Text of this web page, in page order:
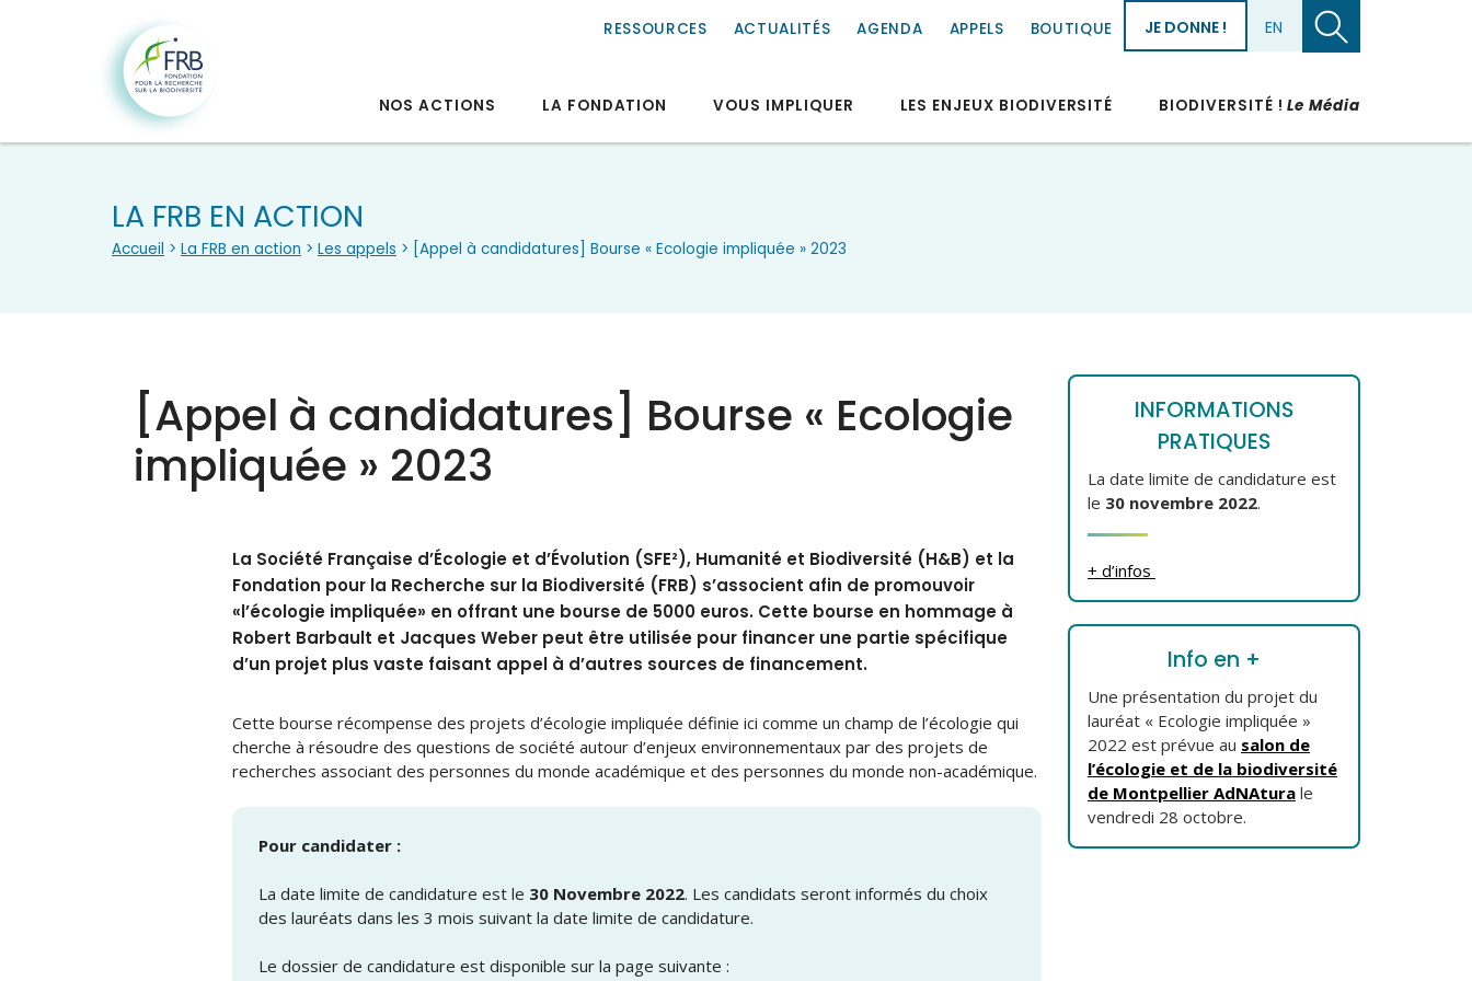
RESSOURCES ACTUALITÉS AGENDA APPELS BOUTIQUE JE DONNE ! EN
NOS ACTIONS LA FONDATION VOUS IMPLIQUER LES ENJEUX BIODIVERSITÉ BIODIVERSITÉ !Le Média
LA FRB EN ACTION
Accueil > La FRB en action > Les appels > [Appel à candidatures] Bourse « Ecologie impliquée » 2023
[Appel à candidatures] Bourse « Ecologie
impliquée » 2023
La Société Française d’Écologie et d’Évolution (SFE²), Humanité et Biodiversité (H&B) et la
Fondation pour la Recherche sur la Biodiversité (FRB) s’associent afin de promouvoir
«l’écologie impliquée» en offrant une bourse de 5000 euros. Cette bourse en hommage à
Robert Barbault et Jacques Weber peut être utilisée pour financer une partie spécifique
d’un projet plus vaste faisant appel à d’autres sources de financement.
Cette bourse récompense des projets d’écologie impliquée définie ici comme un champ de l’écologie qui
cherche à résoudre des questions de société autour d’enjeux environnementaux par des projets de
recherches associant des personnes du monde académique et des personnes du monde non-académique.
Pour candidater :
La date limite de candidature est le 30 Novembre 2022. Les candidats seront informés du choix
des lauréats dans les 3 mois suivant la date limite de candidature.
Le dossier de candidature est disponible sur la page suivante :
INFORMATIONS
PRATIQUES
La date limite de candidature est
le 30 novembre 2022.
+ d’infos
Info en +
Une présentation du projet du
lauréat « Ecologie impliquée »
2022 est prévue au salon de
l’écologie et de la biodiversité
de Montpellier AdNAtura le
vendredi 28 octobre.